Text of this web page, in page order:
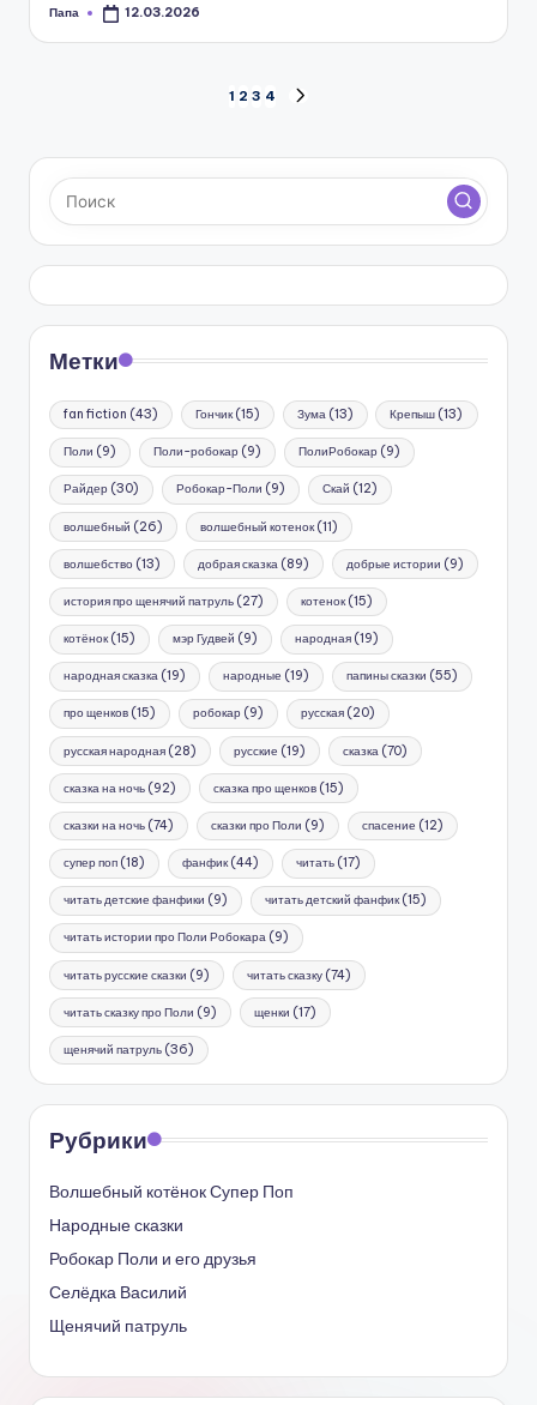
Запись
Папа 12.03.2026
записей
1 2 3 4
Метки
fan fiction (43) Гончик(15) Зума(13) Крепыш (13)
Поли (9) Поли-робокар (9) ПолиРобокар (9)
Райдер (30) Робокар-Поли (9) Скай (12)
волшебный (26) волшебный котенок(11)
волшебство (13) добрая сказка(89) добрые истории (9)
история про щенячий патруль (27) котенок(15)
котёнок(15) мэр Гудвей (9) народная(19)
народная сказка (19) народные (19) папины сказки (55)
про щенков (15) робокар (9) русская(20)
русская народная (28) русские (19) сказка(70)
сказка на ночь (92) сказка про щенков(15)
сказки на ночь (74) сказки про Поли (9) спасение (12)
супер поп (18) фанфик(44) читать(17)
читать детские фанфики (9) читать детский фанфик(15)
читать истории про Поли Робокара (9)
читать русские сказки (9) читать сказку(74)
читать сказку про Поли (9) щенки (17)
щенячий патруль (36)
Рубрики
Волшебный котёнок Супер Поп
Народные сказки
Робокар Поли и его друзья
Селёдка Василий
Щенячий патруль